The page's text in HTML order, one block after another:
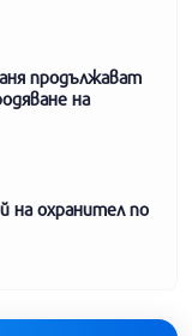
продължават
на
на охранител по